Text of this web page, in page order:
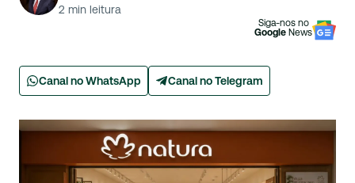
2 min leitura
Siga-nos no
Google News
Canal no WhatsApp Canal no Telegram